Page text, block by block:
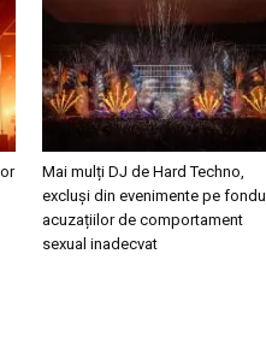
Mai mulți DJ de Hard Techno,
excluși din evenimente pe fondul
acuzațiilor de comportament
sexual inadecvat